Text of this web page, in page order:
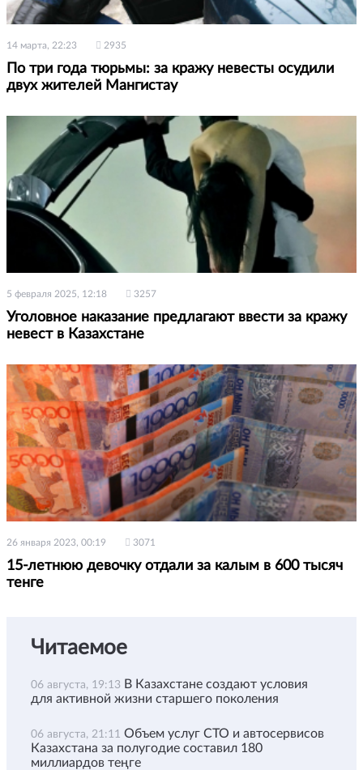
14 марта, 22:23 2935
По три года тюрьмы: за кражу невесты осудили
двух жителей Мангистау
5 февраля 2025, 12:18 3257
Уголовное наказание предлагают ввести за кражу
невест в Казахстане
26 января 2023, 00:19 3071
15-летнюю девочку отдали за калым в 600 тысяч
тенге
Читаемое
06 августа, 19:13 В Казахстане создают условия
для активной жизни старшего поколения
06 августа, 21:11 Объем услуг СТО и автосервисов
Казахстана за полугодие составил 180
миллиардов теңге